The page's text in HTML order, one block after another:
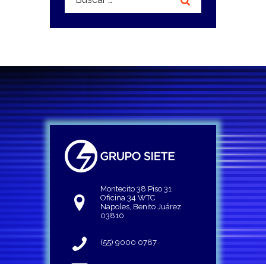
Montecito 38 Piso 31
Oficina 34 WTC
Napoles, Benito Juárez
03810
(55) 9000 0787